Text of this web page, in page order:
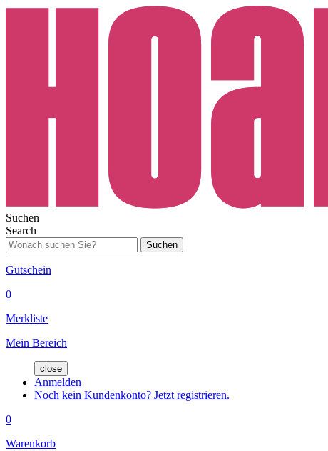
Suchen
Search
Suchen
Gutschein
0
Merkliste
Mein Bereich
close
Anmelden
Noch kein Kundenkonto? Jetzt registrieren.
0
Warenkorb